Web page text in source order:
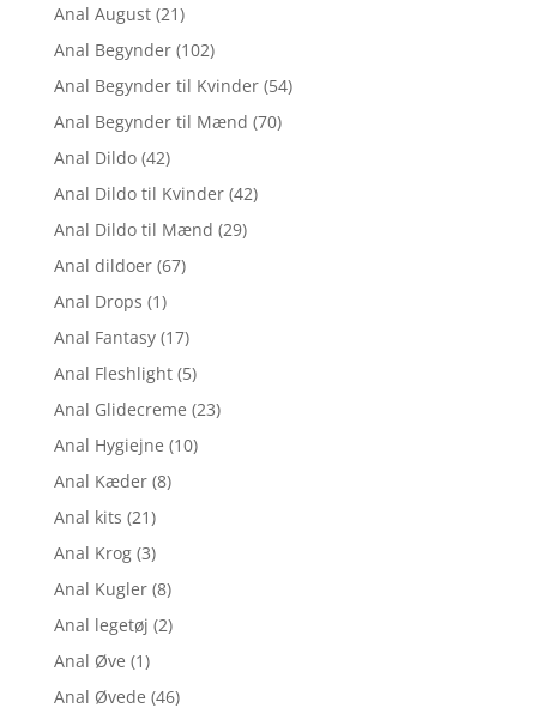
Anal August (21)
Anal Begynder (102)
Anal Begynder til Kvinder (54)
Anal Begynder til Mænd (70)
Anal Dildo (42)
Anal Dildo til Kvinder (42)
Anal Dildo til Mænd (29)
Anal dildoer (67)
Anal Drops (1)
Anal Fantasy (17)
Anal Fleshlight (5)
Anal Glidecreme (23)
Anal Hygiejne (10)
Anal Kæder (8)
Anal kits (21)
Anal Krog (3)
Anal Kugler (8)
Anal legetøj (2)
Anal Øve (1)
Anal Øvede (46)